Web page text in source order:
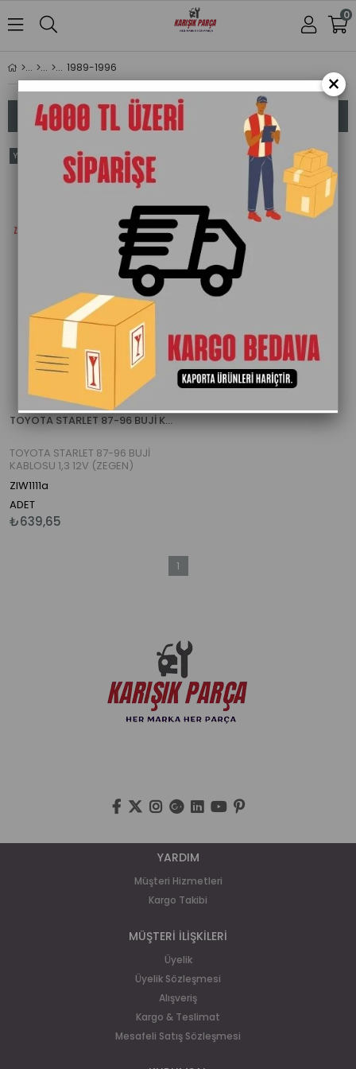
0
1989-1996
Filtreleme
Sıralama
TOYOTA STARLET 87-96 BUJİ KABLOSU 1,3 12V (ZEGEN)
TOYOTA STARLET 87-96 BUJİ
KABLOSU 1,3 12V (ZEGEN)
ZIW1111a
ADET
₺639,65
Yeni
1
YARDIM
Müşteri Hizmetleri
Kargo Takibi
MÜŞTERİ İLİŞKİLERİ
Üyelik
Üyelik Sözleşmesi
Alışveriş
Kargo & Teslimat
Mesafeli Satış Sözleşmesi
×